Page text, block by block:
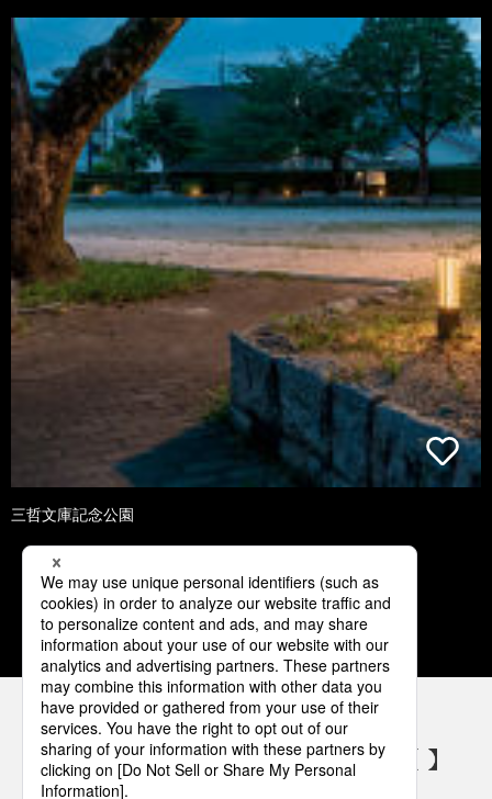
三哲文庫記念公園
1 2 3 4 5
パナソニックの電気設備 SNSアカウント